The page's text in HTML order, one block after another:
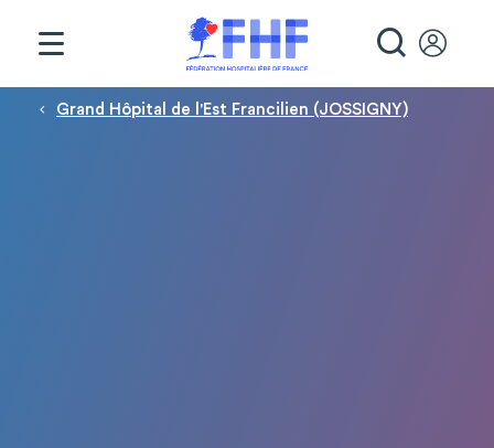
Fil d'Ariane
Grand Hôpital de l'Est Francilien (JOSSIGNY)
Panneau de gestion des cookies